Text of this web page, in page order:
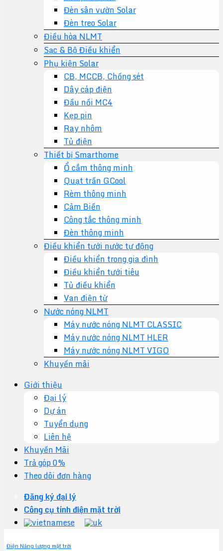
Đèn sân vườn Solar
Đèn treo Solar
Điều hòa NLMT
Sạc & Bộ Điều khiển
Phụ kiện Solar
CB, MCCB, Chống sét
Dây cáp điện
Đầu nối MC4
Kẹp pin
Ray nhôm
Tủ điện
Thiết bị Smarthome
Ổ cắm thông minh
Quạt trần GCool
Rèm thông minh
Cảm Biến
Công tắc thông minh
Đèn thông minh
Điều khiển tưới nước tự động
Điều khiển trong gia đình
Điều khiển tưới tiêu
Tủ điều khiển
Van điện từ
Nước nóng NLMT
Máy nước nóng NLMT CLASSIC
Máy nước nóng NLMT HLER
Máy nước nóng NLMT VIGO
Khuyến mãi
Giới thiệu
Đại lý
Dự án
Tuyển dụng
Liên hệ
Khuyến Mãi
Trả góp 0%
Theo dõi đơn hàng
Đăng ký đại lý
Công cụ tính điện mặt trời
Điện Năng lượng mặt trời